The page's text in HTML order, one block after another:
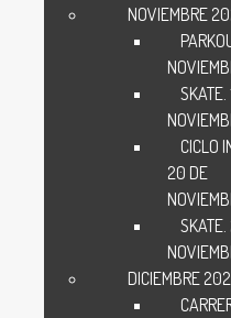
Seleccionar opciones
Jornadas de Skate. 7, 14 y
Seleccionar opciones
NOVIEMBRE
SKATE.
CICLO
20 DE
DICIEMBRE